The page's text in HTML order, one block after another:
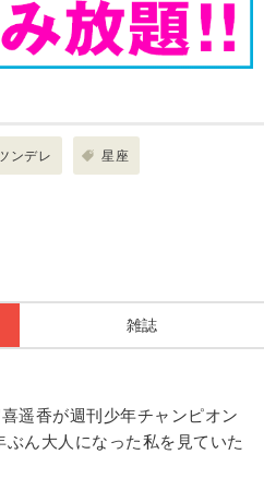
ンデレ 星座
雑誌
遥香が週刊少年チャンピオン
ぶん大人になった私を見ていた